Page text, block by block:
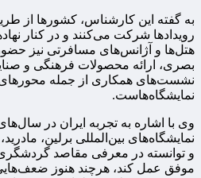
به گفته این کارشناس، کشورها از
رویدادها شرکت می‌کنند و در کنار
هتل‌ها و آژانس‌های مسافرتی نیز
بصری، ارائه محصولات فرهنگی و
نشست‌های همکاری از جمله
نمایشگاه‌هاست.
وی با اشاره به تجربه ایران در
نمایشگاه‌های بین‌المللی برلین،
و توانسته در معرفی مقاصد
موفق عمل کند، هرچند هنوز